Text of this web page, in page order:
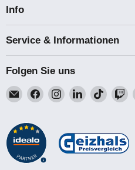
Info
Service & Informationen
Folgen Sie uns
Email
Talk-
Finden
Sie
auf
Facebook
Finden
Sie
auf
Instagram
Finden
Sie
auf
LinkedIn
Finden
Sie
auf
TikTok